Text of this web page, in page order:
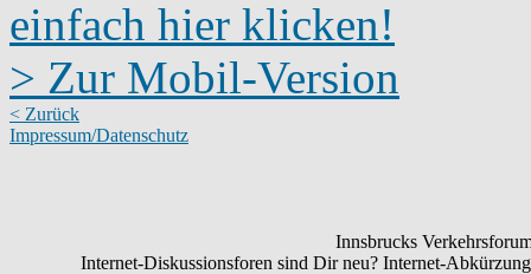
einfach hier klicken!
> Zur Mobil-Version
< Zurück
Impressum/Datenschutz
Innsbrucks
Internet-Diskussionsforen sind Dir neu? Internet-